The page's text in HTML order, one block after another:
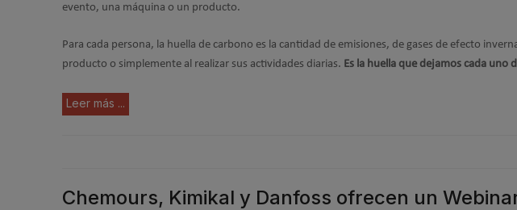
evento, una máquina o un producto.
Para cada persona, la huella de carbono es la cantidad de emisiones, de gases de efecto
producto o simplemente al realizar sus actividades diarias. Es la huella que dejamos cada uno
Leer más ...
Chemours, Kimikal y Danfoss ofrecen un